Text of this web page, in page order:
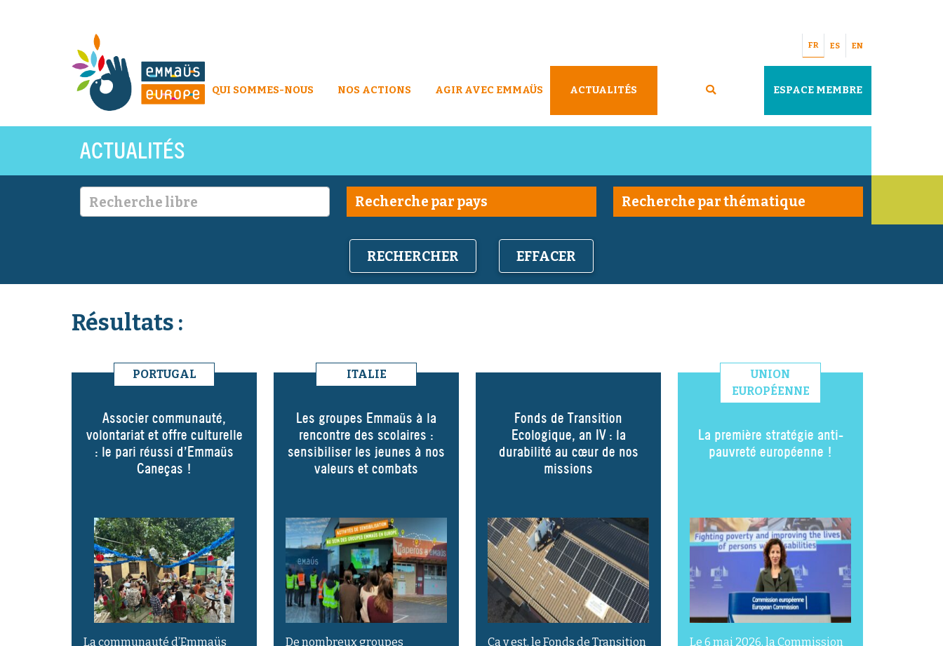
FR ES EN
QUI SOMMES-NOUS NOS ACTIONS AGIR AVEC EMMAÜS ACTUALITÉS ESPACE MEMBRE
ACTUALITÉS
EFFACER
Résultats :
PORTUGAL
Associer communauté,
volontariat et offre culturelle
: le pari réussi d’Emmaüs
Caneças !
La communauté d’Emmaüs
ITALIE
Les groupes Emmaüs à la
rencontre des scolaires :
sensibiliser les jeunes à nos
valeurs et combats
De nombreux groupes
Fonds de Transition
Ecologique, an IV : la
durabilité au cœur de nos
missions
Ça y est, le Fonds de Transition
UNION
EUROPÉENNE
La première stratégie anti-
pauvreté européenne !
Le 6 mai 2026, la Commission